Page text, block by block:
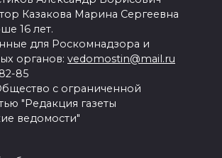
Казакова Марина Сергеевна
16 лет.
для Роскомнадзора и
органов: vedomostin@mail.ru
85
с ограниченной
"Редакция газеты
ведомости"